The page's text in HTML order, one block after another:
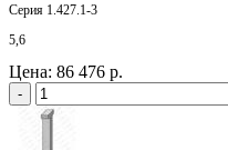
Серия 1.427.1-3
5,6
Цена: 86 476 р.
-